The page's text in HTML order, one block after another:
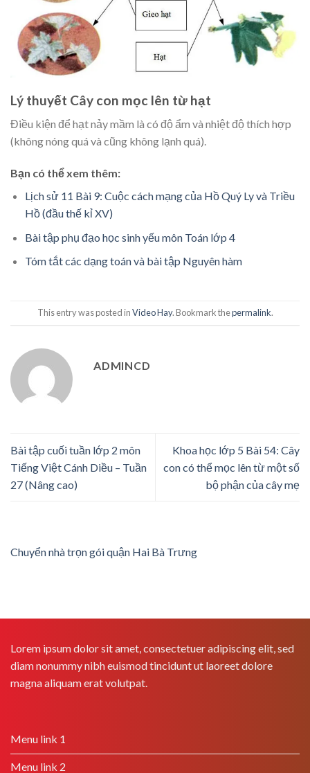
Lý thuyết Cây con mọc lên từ hạt
Điều kiện để hạt nảy mầm là có độ ẩm và nhiệt độ thích hợp
(không nóng quá và cũng không lạnh quá).
Bạn có thể xem thêm:
Lịch sử 11 Bài 9: Cuộc cách mạng của Hồ Quý Ly và Triều
Hồ (đầu thế kỉ XV)
Bài tập phụ đạo học sinh yếu môn Toán lớp 4
Tóm tắt các dạng toán và bài tập Nguyên hàm
This entry was posted inVideo Hay. Bookmark thepermalink.
ADMINCD
Bài tập cuối tuần lớp 2 môn
Tiếng Việt Cánh Diều – Tuần
27 (Nâng cao)
Khoa học lớp 5 Bài 54: Cây
con có thể mọc lên từ một số
bộ phận của cây mẹ
Chuyển nhà trọn gói quận Hai Bà Trưng
Lorem ipsum dolor sit amet, consectetuer adipiscing elit, sed
diam nonummy nibh euismod tincidunt ut laoreet dolore
magna aliquam erat volutpat.
Menu link 1
Menu link 2